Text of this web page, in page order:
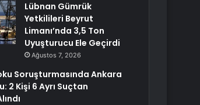
Lübnan Gümrük
Yetkilileri Beyrut
Limanı’nda 3,5 Ton
Uyuşturucu Ele Geçirdi
Ağustos 7, 2026
Soruşturmasında Ankara
2 Kişi 6 Ayrı Suçtan